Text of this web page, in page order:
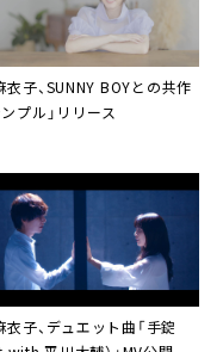
衣子、 SUNNY BOYとの共作
プル」リリース
衣子、デュエット曲「手錠